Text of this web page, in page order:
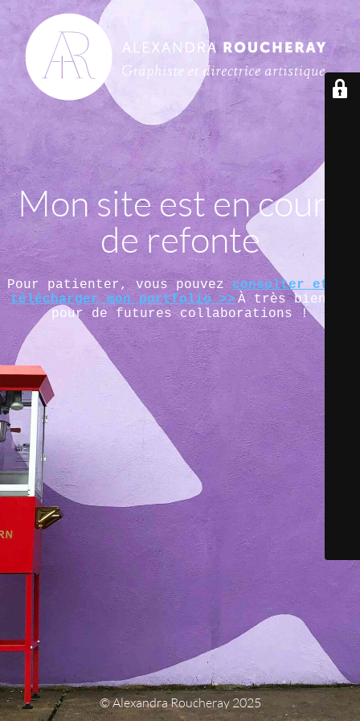
Mon site est en cours
de refonte
Pour patienter, vous pouvezconsulter et/ou
télécharger mon portfolio >>À très bientôt
pour de futures collaborations !
© Alexandra Roucheray 2025